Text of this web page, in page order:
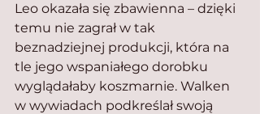
Leo okazała się zbawienna – dzięki
temu nie zagrał w tak
beznadziejnej produkcji, która na
tle jego wspaniałego dorobku
wyglądałaby koszmarnie. Walken
w wywiadach podkreślał swoją